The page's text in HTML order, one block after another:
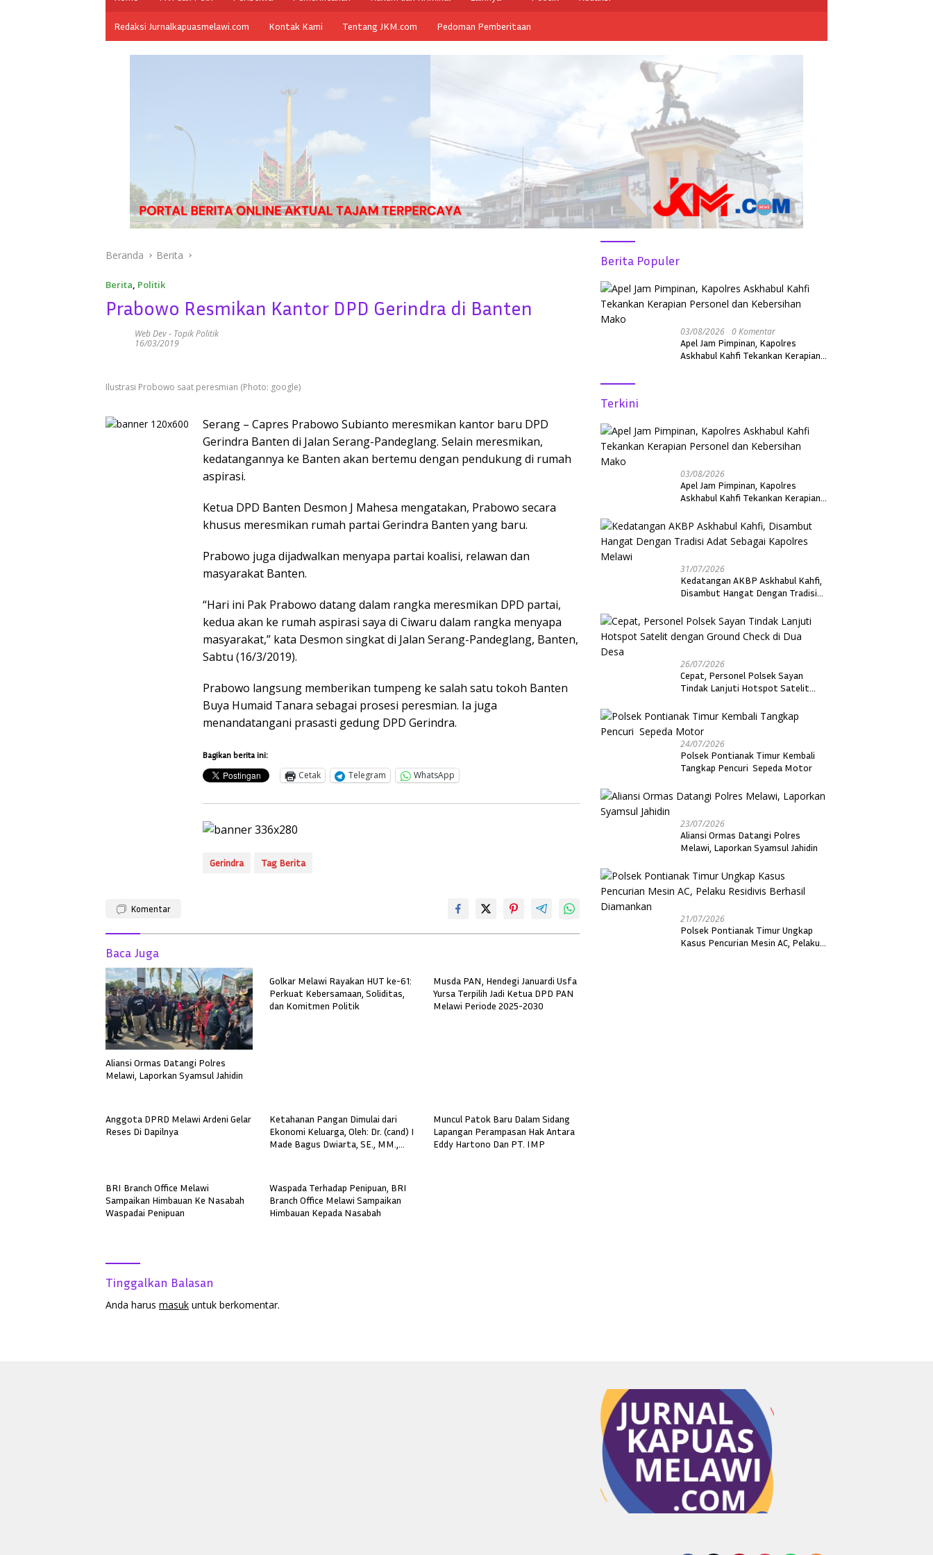
Redaksi Jurnalkapuasmelawi.com Kontak Kami Tentang JKM.com Pedoman Pemberitaan
Beranda Berita
Berita, Politik
Prabowo Resmikan Kantor DPD Gerindra di Banten
Web Dev- Topik Politik
16/03/2019
Ilustrasi Probowo saat peresmian (Photo: google)
Serang – Capres Prabowo Subianto meresmikan kantor baru DPD
Gerindra Banten di Jalan Serang-Pandeglang. Selain meresmikan,
kedatangannya ke Banten akan bertemu dengan pendukung di rumah
aspirasi.
Ketua DPD Banten Desmon J Mahesa mengatakan, Prabowo secara
khusus meresmikan rumah partai Gerindra Banten yang baru.
Prabowo juga dijadwalkan menyapa partai koalisi, relawan dan
masyarakat Banten.
“Hari ini Pak Prabowo datang dalam rangka meresmikan DPD partai,
kedua akan ke rumah aspirasi saya di Ciwaru dalam rangka menyapa
masyarakat,” kata Desmon singkat di Jalan Serang-Pandeglang, Banten,
Sabtu (16/3/2019).
Prabowo langsung memberikan tumpeng ke salah satu tokoh Banten
Buya Humaid Tanara sebagai prosesi peresmian. Ia juga
menandatangani prasasti gedung DPD Gerindra.
Bagikan berita ini:
Cetak Telegram WhatsApp
Gerindra Tag Berita
Komentar
Baca Juga
Aliansi Ormas Datangi Polres
Melawi, Laporkan Syamsul Jahidin
Golkar Melawi Rayakan HUT ke-61:
Perkuat Kebersamaan, Soliditas,
dan Komitmen Politik
Musda PAN, Hendegi Januardi Usfa
Yursa Terpilih Jadi Ketua DPD PAN
Melawi Periode 2025-2030
Anggota DPRD Melawi Ardeni Gelar
Reses Di Dapilnya
Ketahanan Pangan Dimulai dari
Ekonomi Keluarga, Oleh: Dr. (cand) I
Made Bagus Dwiarta, SE., MM.,
Buana Surabaya
Muncul Patok Baru Dalam Sidang
Lapangan Perampasan Hak Antara
Eddy Hartono Dan PT. IMP
BRI Branch Office Melawi
Sampaikan Himbauan Ke Nasabah
Waspadai Penipuan
Waspada Terhadap Penipuan, BRI
Branch Office Melawi Sampaikan
Himbauan Kepada Nasabah
Tinggalkan Balasan
Anda harus masuk untuk berkomentar.
Berita Populer
03/08/2026
0 Komentar
Apel Jam Pimpinan, Kapolres
Askhabul Kahfi Tekankan Kerapian
Terkini
03/08/2026
Apel Jam Pimpinan, Kapolres
Askhabul Kahfi Tekankan Kerapian
31/07/2026
Kedatangan AKBP Askhabul Kahfi,
Disambut Hangat Dengan Tradisi
26/07/2026
Cepat, Personel Polsek Sayan
Tindak Lanjuti Hotspot Satelit
24/07/2026
Polsek Pontianak Timur Kembali
Tangkap Pencuri Sepeda Motor
23/07/2026
Aliansi Ormas Datangi Polres
Melawi, Laporkan Syamsul Jahidin
21/07/2026
Polsek Pontianak Timur Ungkap
Kasus Pencurian Mesin AC, Pelaku